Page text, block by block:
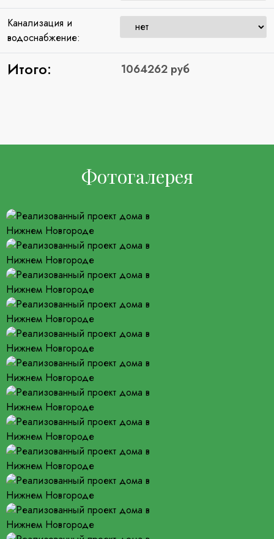
Канализация и
водоснабжение:
Итого:
Фотогалерея